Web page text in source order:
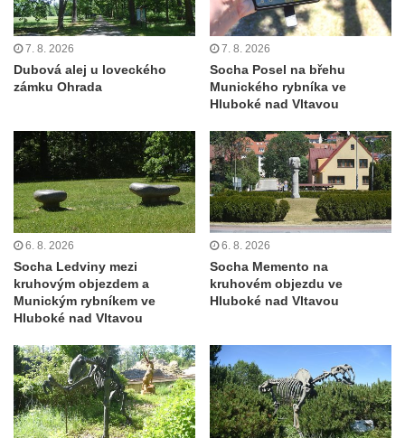
7. 8. 2026
Dubová alej u loveckého
zámku Ohrada
7. 8. 2026
Socha Posel na břehu
Munického rybníka ve
Hluboké nad Vltavou
6. 8. 2026
Socha Ledviny mezi
kruhovým objezdem a
Munickým rybníkem ve
Hluboké nad Vltavou
6. 8. 2026
Socha Memento na
kruhovém objezdu ve
Hluboké nad Vltavou